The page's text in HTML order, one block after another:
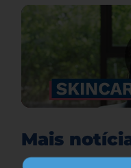
Mais